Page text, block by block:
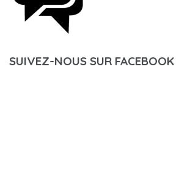
SUIVEZ-NOUS SUR FACEBOOK